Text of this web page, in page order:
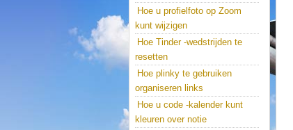
Hoe u profielfoto op Zoom
kunt wijzigen
Hoe Tinder -wedstrijden te
resetten
Hoe plinky te gebruiken
organiseren links
Hoe u code -kalender kunt
kleuren over notie